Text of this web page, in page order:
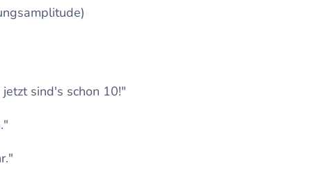
sind's schon 10!"